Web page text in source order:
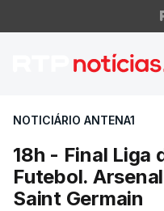
18h -
NOTICIÁRIO ANTENA1
18h - Final Liga
Futebol.
Saint Germain